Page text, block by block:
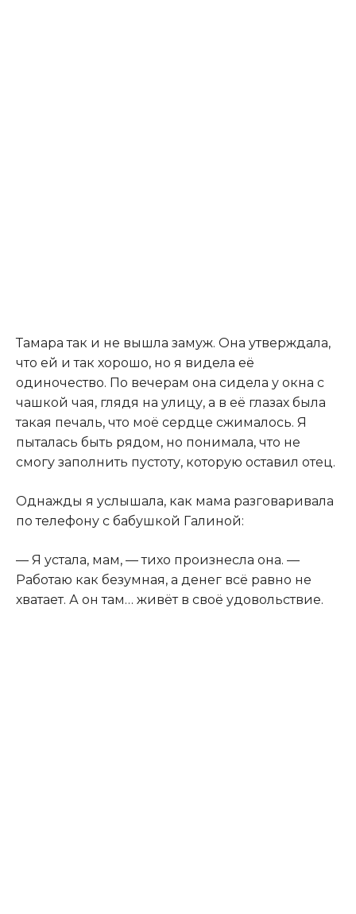
Тамара так и не вышла замуж. Она утверждала,
что ей и так хорошо, но я видела её
одиночество. По вечерам она сидела у окна с
чашкой чая, глядя на улицу, а в её глазах была
такая печаль, что моё сердце сжималось. Я
пыталась быть рядом, но понимала, что не
смогу заполнить пустоту, которую оставил отец.
Однажды я услышала, как мама разговаривала
по телефону с бабушкой Галиной:
— Я устала, мам, — тихо произнесла она. —
Работаю как безумная, а денег всё равно не
хватает. А он там… живёт в своё удовольствие.